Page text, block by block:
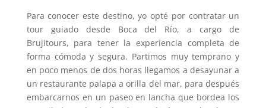
Para conocer este destino, yo opté por contratar un
tour guiado desde Boca del Río, a cargo de
Brujitours, para tener la experiencia completa de
forma cómoda y segura. Partimos muy temprano y
en poco menos de dos horas llegamos a desayunar a
un restaurante palapa a orilla del mar, para después
embarcarnos en un paseo en lancha que bordea los